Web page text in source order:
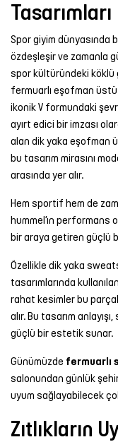
Tasarımları
Spor giyim dünyasında
özdeşleşir ve zamanla
spor kültüründeki köklü
fermuarlı eşofman üstü
ikonik V formundaki
ayırt edici bir imzası
alan dik yaka eşofman
bu tasarım mirasını
arasında yer alır.
Hem sportif hem de
hummel’ın performans
bir araya getiren güçlü
Özellikle dik yaka
tasarımlarında
rahat kesimler bu
alır. Bu tasarım
güçlü bir estetik sunar.
Günümüzde fermuarlı
salonundan günlük
uyum sağlayabilecek
Zıtlıkların